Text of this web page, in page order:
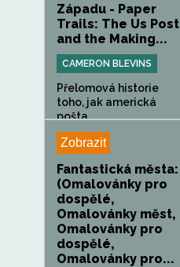
Západu - Paper
Trails: The Us Post
and the Making...
CAMERON BLEVINS
Přelomová historie
toho, jak americká
pošta...
Zobrazit
Fantastická města:
(Omalovánky pro
dospělé,
Omalovánky měst,
Omalovánky pro
dospělé,
Omalovánky pro...